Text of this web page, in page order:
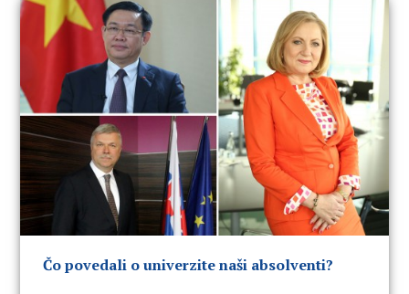
Čo povedali o univerzite naši absolventi?